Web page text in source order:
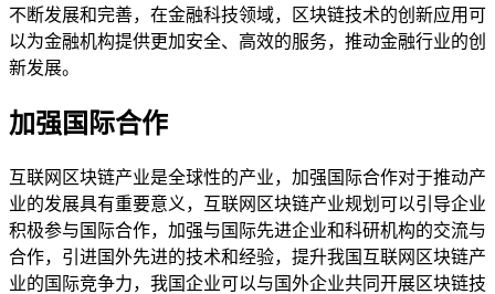
不断发展和完善，在金融科技领域，区块链技术的创新应用可
以为金融机构提供更加安全、高效的服务，推动金融行业的创
新发展。
加强国际合作
互联网区块链产业是全球性的产业，加强国际合作对于推动产
业的发展具有重要意义，互联网区块链产业规划可以引导企业
积极参与国际合作，加强与国际先进企业和科研机构的交流与
合作，引进国外先进的技术和经验，提升我国互联网区块链产
业的国际竞争力，我国企业可以与国外企业共同开展区块链技